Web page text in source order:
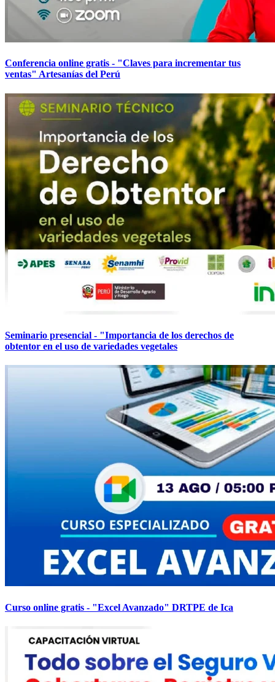
Conferencia online gratis - "Claves para incrementar tus
ventas" Artesanías del Perú
Seminario presencial - "Importancia de los derechos de
obtentor en el uso de variedades vegetales
Curso online gratis - "Excel Avanzado" DRTPE de Ica